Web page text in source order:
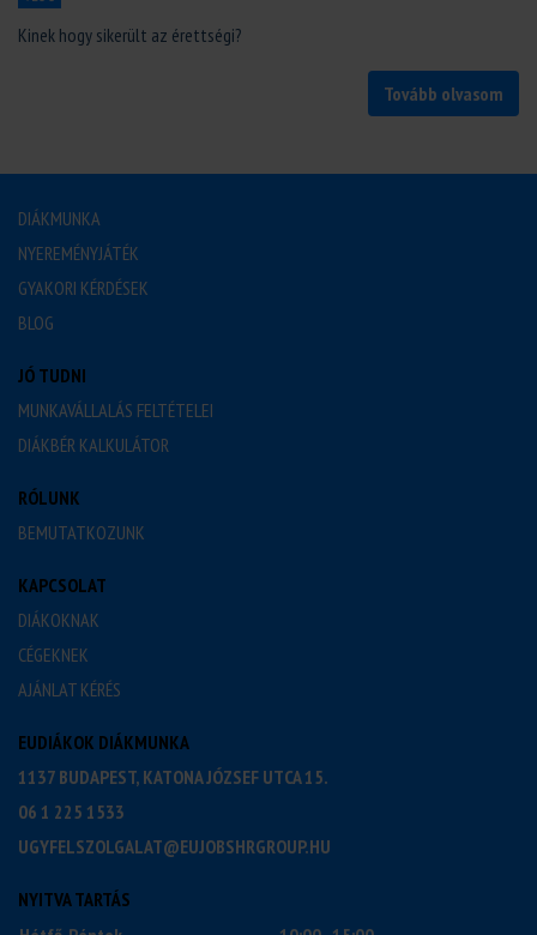
Kinek hogy sikerült az érettségi?
Tovább olvasom
DIÁKMUNKA
NYEREMÉNYJÁTÉK
GYAKORI KÉRDÉSEK
BLOG
JÓ TUDNI
MUNKAVÁLLALÁS FELTÉTELEI
DIÁKBÉR KALKULÁTOR
RÓLUNK
BEMUTATKOZUNK
KAPCSOLAT
DIÁKOKNAK
CÉGEKNEK
AJÁNLAT KÉRÉS
EUDIÁKOK DIÁKMUNKA
1137 BUDAPEST, KATONA JÓZSEF UTCA 15.
06 1 225 1533
UGYFELSZOLGALAT@EUJOBSHRGROUP.HU
NYITVA TARTÁS